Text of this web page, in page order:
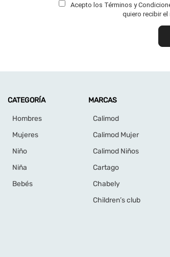
Acepto los Términos y
quiero recibir
CATEGORÍA
Hombres
Mujeres
Niño
Niña
Bebés
MARCAS
Calimod
Calimod Mujer
Calimod Niños
Cartago
Chabely
Children’s club